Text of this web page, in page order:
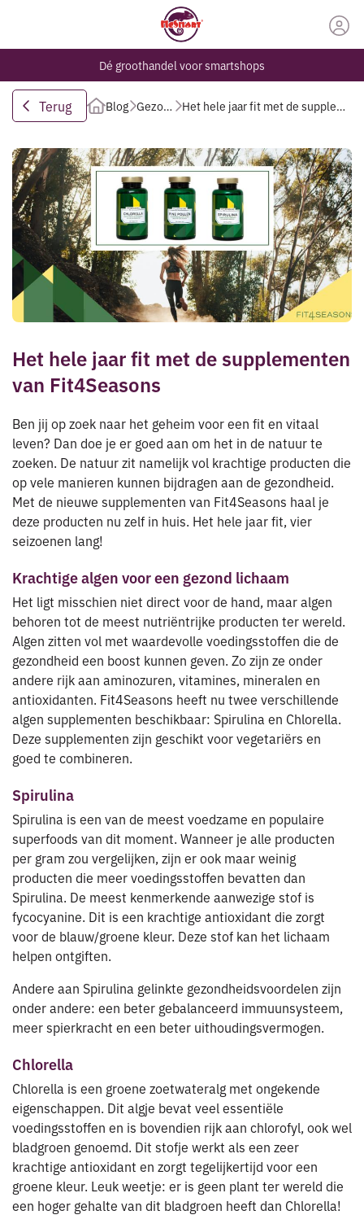
Dé groothandel voor smartshops
Terug Blog Gezondheid Het hele jaar fit met de supplementen van Fit4Seasons
Het hele jaar fit met de supplementen
van Fit4Seasons
Ben jij op zoek naar het geheim voor een fit en vitaal
leven? Dan doe je er goed aan om het in de natuur te
zoeken. De natuur zit namelijk vol krachtige producten die
op vele manieren kunnen bijdragen aan de gezondheid.
Met de nieuwe supplementen van Fit4Seasons haal je
deze producten nu zelf in huis. Het hele jaar fit, vier
seizoenen lang!
Krachtige algen voor een gezond lichaam
Het ligt misschien niet direct voor de hand, maar algen
behoren tot de meest nutriëntrijke producten ter wereld.
Algen zitten vol met waardevolle voedingsstoffen die de
gezondheid een boost kunnen geven. Zo zijn ze onder
andere rijk aan aminozuren, vitamines, mineralen en
antioxidanten. Fit4Seasons heeft nu twee verschillende
algen supplementen beschikbaar: Spirulina en Chlorella.
Deze supplementen zijn geschikt voor vegetariërs en
goed te combineren.
Spirulina
Spirulina is een van de meest voedzame en populaire
superfoods van dit moment. Wanneer je alle producten
per gram zou vergelijken, zijn er ook maar weinig
producten die meer voedingsstoffen bevatten dan
Spirulina. De meest kenmerkende aanwezige stof is
fycocyanine. Dit is een krachtige antioxidant die zorgt
voor de blauw/groene kleur. Deze stof kan het lichaam
helpen ontgiften.
Andere aan Spirulina gelinkte gezondheidsvoordelen zijn
onder andere: een beter gebalanceerd immuunsysteem,
meer spierkracht en een beter uithoudingsvermogen.
Chlorella
Chlorella is een groene zoetwateralg met ongekende
eigenschappen. Dit algje bevat veel essentiële
voedingsstoffen en is bovendien rijk aan chlorofyl, ook wel
bladgroen genoemd. Dit stofje werkt als een zeer
krachtige antioxidant en zorgt tegelijkertijd voor een
groene kleur. Leuk weetje: er is geen plant ter wereld die
een hoger gehalte van dit bladgroen heeft dan Chlorella!